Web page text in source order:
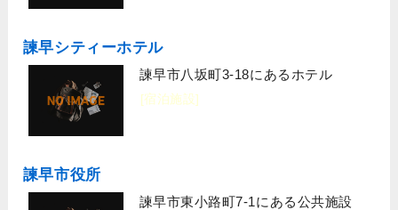
諫早シティーホテル
諫早市八坂町3-18にあるホテル
[宿泊施設]
諫早市役所
諫早市東小路町7-1にある公共施設